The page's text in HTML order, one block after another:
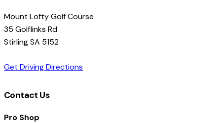
Mount Lofty Golf Course
35 Golflinks Rd
Stirling SA 5152
Get Driving Directions
Contact Us
Pro Shop